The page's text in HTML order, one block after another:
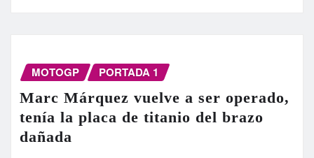
MOTOGP PORTADA 1
Marc Márquez vuelve a ser operado,
tenía la placa de titanio del brazo
dañada